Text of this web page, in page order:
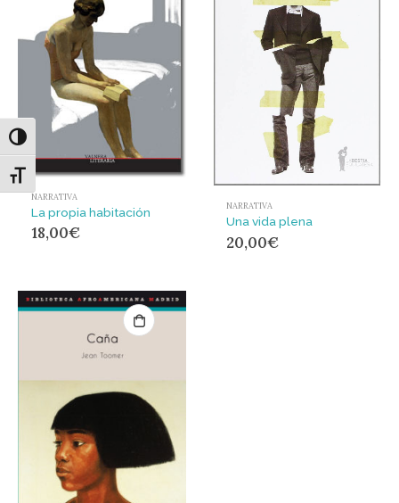
Alternar alto contraste
Alternar tamaño de letra
NARRATIVA
La propia habitación
18,00€
NARRATIVA
Una vida plena
20,00€